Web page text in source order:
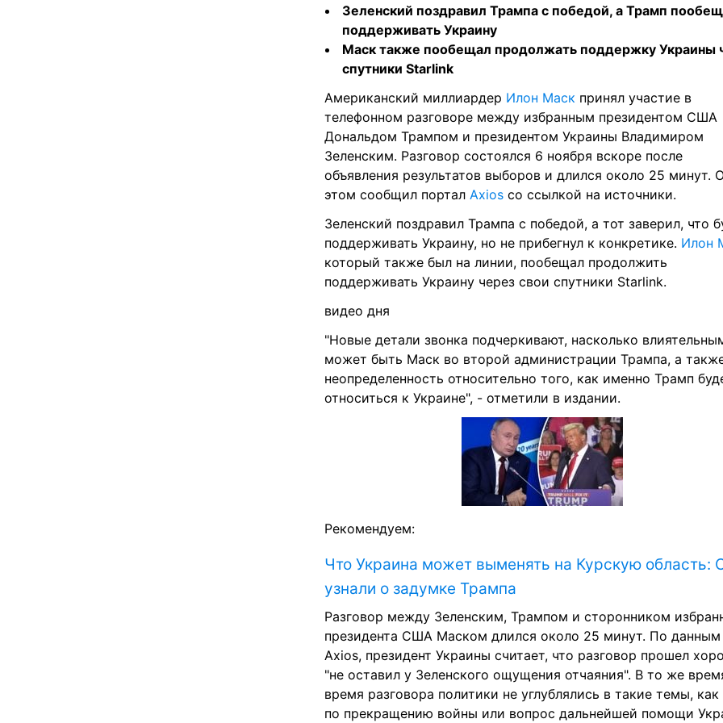
Зеленский поздравил Трампа с победой, а Трамп
поддерживать Украину
Маск также пообещал продолжать поддержку Украины
спутники Starlink
Американский миллиардер Илон Маск принял участие в
телефонном разговоре между избранным президентом США
Дональдом Трампом и президентом Украины Владимиром
Зеленским. Разговор состоялся 6 ноября вскоре после
объявления результатов выборов и длился около 25 минут.
этом сообщил портал Axios со ссылкой на источники.
Зеленский поздравил Трампа с победой, а тот заверил, что
поддерживать Украину, но не прибегнул к конкретике. Илон
который также был на линии, пообещал продолжить
поддерживать Украину через свои спутники Starlink.
видео дня
"Новые детали звонка подчеркивают, насколько
может быть Маск во второй администрации Трампа, а
неопределенность относительно того, как именно Трамп
относиться к Украине", - отметили в издании.
Рекомендуем:
Что Украина может выменять на Курскую область:
узнали о задумке Трампа
Разговор между Зеленским, Трампом и сторонником
президента США Маском длился около 25 минут. По данным
Axios, президент Украины считает, что разговор прошел
"не оставил у Зеленского ощущения отчаяния". В то же
время разговора политики не углублялись в такие темы, как
по прекращению войны или вопрос дальнейшей помощи